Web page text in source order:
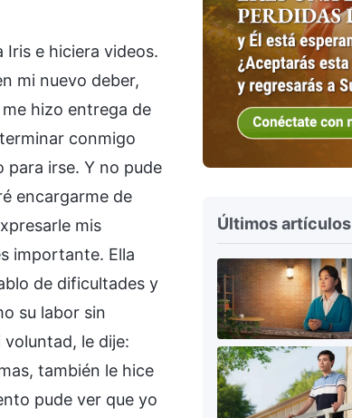
Iris e hiciera videos.
mi nuevo deber,
hizo entrega de
conmigo
para irse. Y no pude
encargarme de
mis
importante. Ella
de dificultades y
su labor sin
le dije:
también le hice
pude ver que yo
Últimos artículos